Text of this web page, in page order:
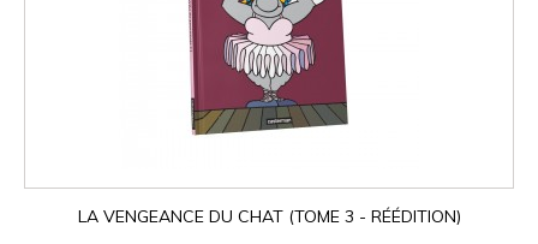
LA VENGEANCE DU CHAT (TOME 3 - RÉÉDITION)